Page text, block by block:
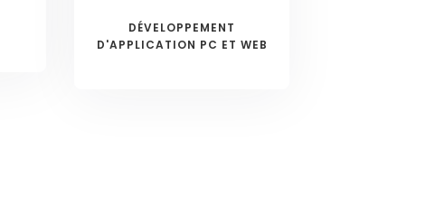
DÉVELOPPEMENT
D'APPLICATION PC ET WEB